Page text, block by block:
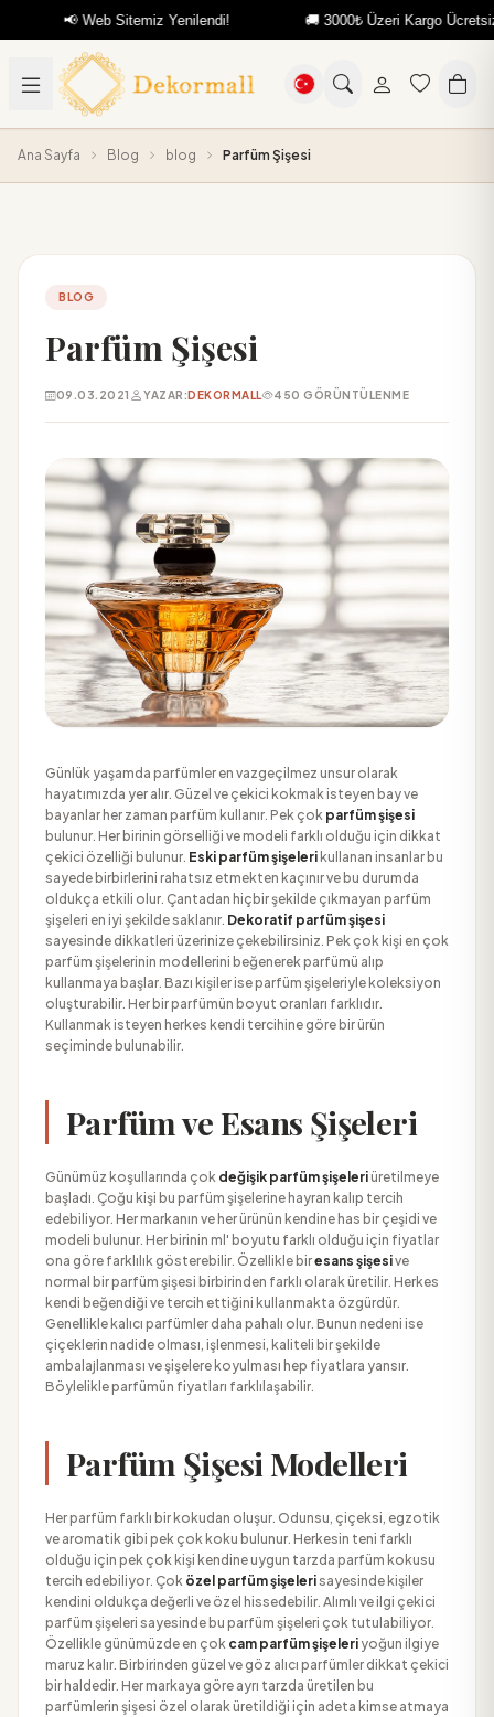
📢 Web Sitemiz Yenilendi! 🚚 3000₺ Üzeri Kargo Ücretsiz
Ana Sayfa Blog blog Parfüm Şişesi
BLOG
Parfüm Şişesi
09.03.2021 YAZAR:DEKORMALL 450 GÖRÜNTÜLENME
Günlük yaşamda parfümler en vazgeçilmez unsur olarak
hayatımızda yer alır. Güzel ve çekici kokmak isteyen bay ve
bayanlar her zaman parfüm kullanır. Pek çok parfüm şişesi
bulunur. Her birinin görselliği ve modeli farklı olduğu için dikkat
çekici özelliği bulunur. Eski parfüm şişeleri kullanan insanlar bu
sayede birbirlerini rahatsız etmekten kaçınır ve bu durumda
oldukça etkili olur. Çantadan hiçbir şekilde çıkmayan parfüm
şişeleri en iyi şekilde saklanır. Dekoratif parfüm şişesi
sayesinde dikkatleri üzerinize çekebilirsiniz. Pek çok kişi en çok
parfüm şişelerinin modellerini beğenerek parfümü alıp
kullanmaya başlar. Bazı kişiler ise parfüm şişeleriyle koleksiyon
oluşturabilir. Her bir parfümün boyut oranları farklıdır.
Kullanmak isteyen herkes kendi tercihine göre bir ürün
seçiminde bulunabilir.
Parfüm ve Esans Şişeleri
Günümüz koşullarında çok değişik parfüm şişeleriüretilmeye
başladı. Çoğu kişi bu parfüm şişelerine hayran kalıp tercih
edebiliyor. Her markanın ve her ürünün kendine has bir çeşidi ve
modeli bulunur. Her birinin ml' boyutu farklı olduğu için fiyatlar
ona göre farklılık gösterebilir. Özellikle biresans şişesive
normal bir parfüm şişesi birbirinden farklı olarak üretilir. Herkes
kendi beğendiği ve tercih ettiğini kullanmakta özgürdür.
Genellikle kalıcı parfümler daha pahalı olur. Bunun nedeni ise
çiçeklerin nadide olması, işlenmesi, kaliteli bir şekilde
ambalajlanması ve şişelere koyulması hep fiyatlara yansır.
Böylelikle parfümün fiyatları farklılaşabilir.
Parfüm Şişesi Modelleri
Her parfüm farklı bir kokudan oluşur. Odunsu, çiçeksi, egzotik
ve aromatik gibi pek çok koku bulunur. Herkesin teni farklı
olduğu için pek çok kişi kendine uygun tarzda parfüm kokusu
tercih edebiliyor. Çok özel parfüm şişelerisayesinde kişiler
kendini oldukça değerli ve özel hissedebilir. Alımlı ve ilgi çekici
parfüm şişeleri sayesinde bu parfüm şişeleri çok tutulabiliyor.
Özellikle günümüzde en çok cam parfüm şişeleri yoğun ilgiye
maruz kalır. Birbirinden güzel ve göz alıcı parfümler dikkat çekici
bir haldedir. Her markaya göre ayrı tarzda üretilen bu
parfümlerin şişesi özel olarak üretildiği için adeta kimse atmaya